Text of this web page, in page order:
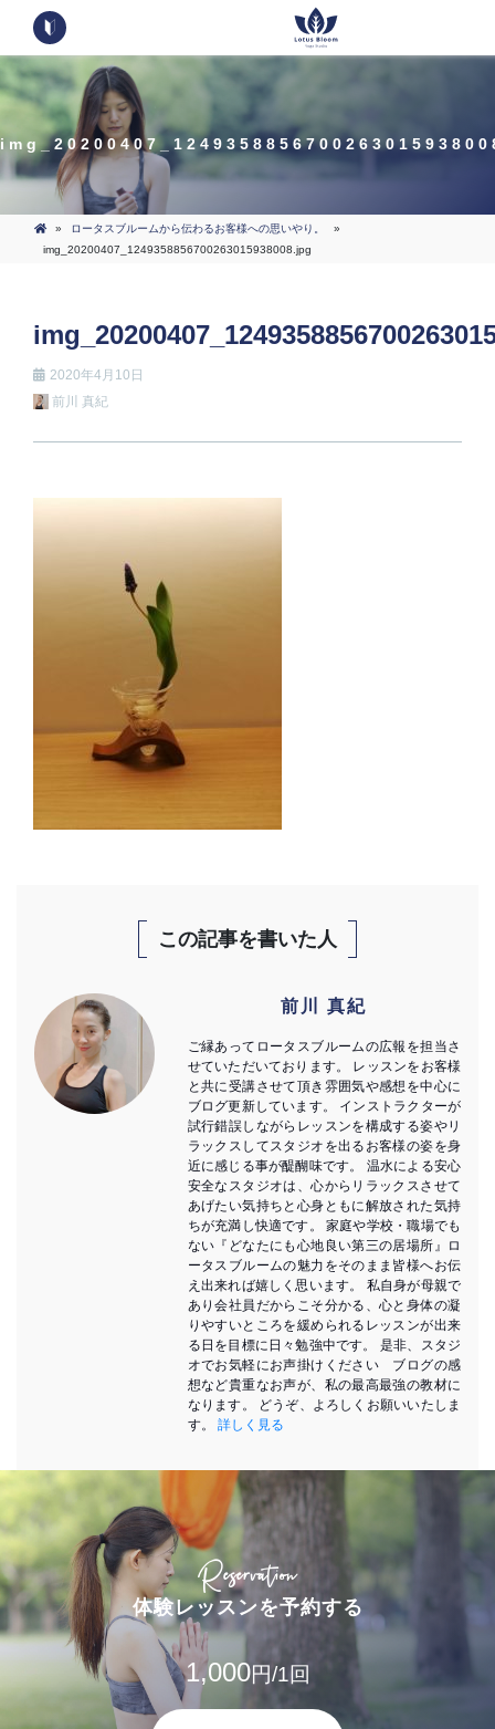
» ロータスブルームから伝わるお客様への思いやり。
»
img_20200407_1249358856700263015938008.jpg
2020年4月10日
前川 真紀
この記事を書いた人
前川 真紀
ご縁あってロータスブルームの広報を担当さ
せていただいております。 レッスンをお客様
と共に受講させて頂き雰囲気や感想を中心に
ブログ更新しています。 インストラクターが
試行錯誤しながらレッスンを構成する姿やリ
ラックスしてスタジオを出るお客様の姿を身
近に感じる事が醍醐味です。 温水による安心
安全なスタジオは、心からリラックスさせて
あげたい気持ちと心身ともに解放された気持
ちが充満し快適です。 家庭や学校・職場でも
ない『どなたにも心地良い第三の居場所』ロ
ータスブルームの魅力をそのまま皆様へお伝
え出来れば嬉しく思います。 私自身が母親で
あり会社員だからこそ分かる、心と身体の凝
りやすいところを緩められるレッスンが出来
る日を目標に日々勉強中です。 是非、スタジ
オでお気軽にお声掛けください ブログの感
想など貴重なお声が、私の最高最強の教材に
なります。 どうぞ、よろしくお願いいたしま
す。 詳しく見る
Reservation
体験レッスンを予約する
1,000円/1回